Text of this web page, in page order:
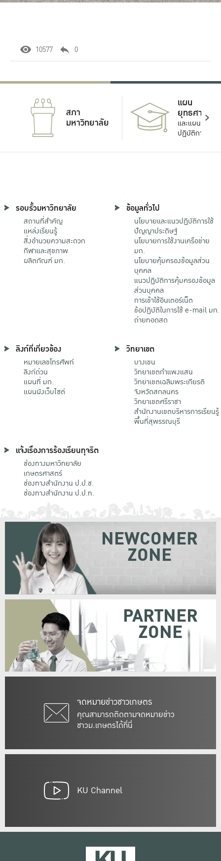
10577 0
สภา
มหาวิทยาลัย
แผน
ยุทธศาสตร์
และแผน
ปฏิบัติการ
รอบรั้วมหาวิทยาลัย
สถานที่สำคัญ
แหล่งเรียนรู้
สิ่งอำนวยความสะดวก
กีฬาและสุขภาพ
ผลิตภัณฑ์ มก.
ข้อมูลทั่วไป
นโยบายและแนวปฏิบัติการใช้
ปัญญาประดิษฐ์
นโยบายการใช้งานเครือข่าย
มก.
นโยบายคุ้มครองข้อมูลส่วน
บุคคล
แนวปฏิบัติการคุ้มครองข้อมูล
ส่วนบุคคล
การเข้าใช้อินเตอร์เน็ต
ข้อปฏิบัติในการใช้ e-mail มก.
ถ่ายทอดสด
ลิงก์ที่เกี่ยวข้อง
หมายเลขโทรศัพท์
ลิงก์ด่วน
แผนที่ มก.
แผนผังเว็บไซต์
วิทยาเขต
บางเขน
วิทยาเขตกําแพงแสน
วิทยาเขตเฉลิมพระเกียรติ
จังหวัดสกลนคร
วิทยาเขตศรีราชา
สำนักงานเขตบริหารการเรียนรู้
พื้นที่สุพรรณบุรี
แจ้งเรื่องการร้องเรียนทุจริต
ช่องทางมหาวิทยาลัย
เกษตรศาสตร์
ช่องทางสำนักงาน ป.ป.ช.
ช่องทางสำนักงาน ป.ป.ท.
จดหมายข่าวชาวเกษตร
คุณสามารถติดตามจดหมายข่าว
ชาวม.เกษตรได้ที่นี่
NEWCOMER
ZONE
PARTNER
ZONE
KU Channel